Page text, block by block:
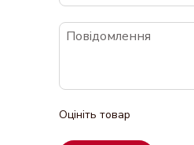
Оцініть товар